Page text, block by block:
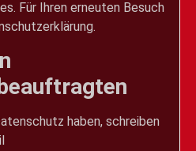
Für Ihren erneuten Besuch
haben, schreiben